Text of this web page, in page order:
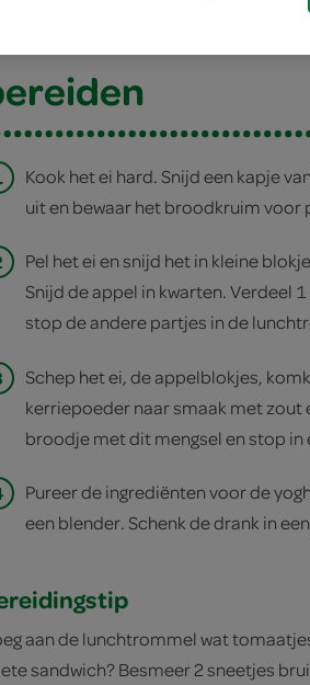
Kook het ei hard. Snijd een kapje
uit en bewaar het broodkruim voor
Pel het ei en snijd het in kleine
Snijd de appel in kwarten. Verdeel
stop de andere partjes in de
Schep het ei, de appelblokjes,
kerriepoeder naar smaak met zout
broodje met dit mengsel en stop
Pureer de ingrediënten voor de
een blender. Schenk de drank in
aan de lunchtrommel wat
sandwich? Besmeer 2 sneetjes